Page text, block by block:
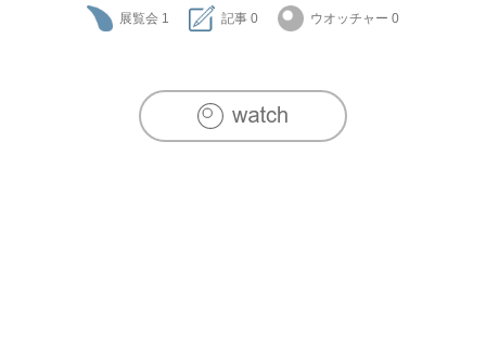
展覧会 1 記事 0 ウオッチャー 0